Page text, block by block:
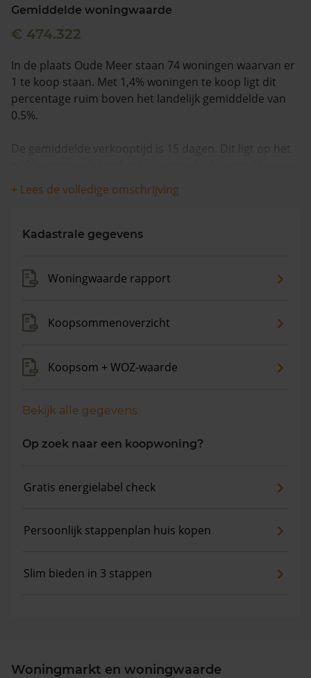
Maandag t/m vrijdag - 08:00 -18:00
Gemiddelde woningwaarde
€ 474.322
In de plaats Oude Meer staan 74 woningen waarvan er
1 te koop staan. Met 1,4% woningen te koop ligt dit
percentage ruim boven het landelijk gemiddelde van
0.5%.
De gemiddelde verkooptijd is 15 dagen. Dit ligt op het
dagen.
vraagprijs is €375.000. In de afgelopen 12 maanden is
+ Lees de volledige omschrijving
Kadastrale gegevens
Woningwaarde rapport
Koopsommenoverzicht
Koopsom + WOZ-waarde
Bekijk alle gegevens
Op zoek naar een koopwoning?
Gratis energielabel check
Persoonlijk stappenplan huis kopen
Slim bieden in 3 stappen
Woningmarkt en woningwaarde